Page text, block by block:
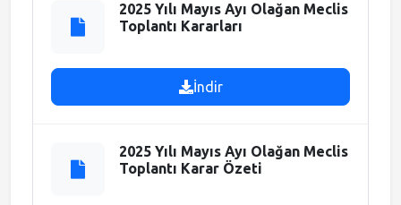
2025 Yılı Mayıs Ayı Olağan Meclis
Toplantı Kararları
İndir
2025 Yılı Mayıs Ayı Olağan Meclis
Toplantı Karar Özeti